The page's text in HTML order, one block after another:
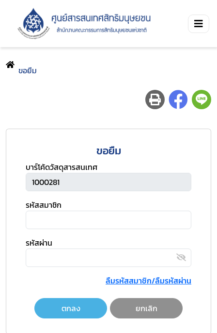
ขอยืม
ขอยืม
บาร์โค้ดวัสดุสารสนเทศ
รหัสสมาชิก
รหัสผ่าน
ลืมรหัสสมาชิก/ลืมรหัสผ่าน
ตกลง ยกเลิก